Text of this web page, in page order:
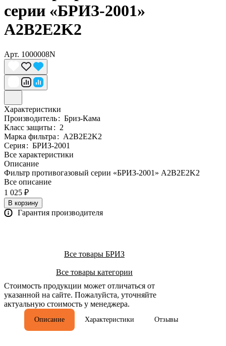
серии «БРИЗ-2001»
A2B2E2K2
Арт. 1000008N
Характеристики
Производитель: Бриз-Кама
Класс защиты: 2
Марка фильтра: A2B2E2K2
Серия: БРИЗ-2001
Все характеристики
Описание
Фильтр противогазовый серии «БРИЗ-2001» A2B2E2K2
Все описание
1 025 ₽
В корзину
Гарантия производителя
Все товары БРИЗ
Все товары категории
Стоимость продукции может отличаться от
указанной на сайте. Пожалуйста, уточняйте
актуальную стоимость у менеджера.
Описание Характеристики Отзывы